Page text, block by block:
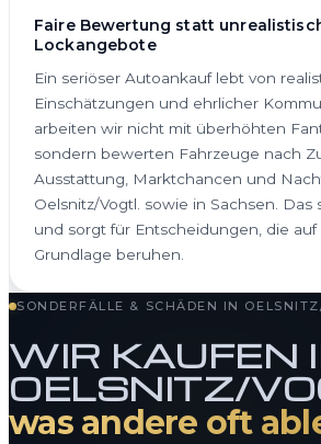
Faire Bewertung statt
Lockangebote
Ein seriöser Autoankauf lebt von
Einschätzungen und ehrlicher
arbeiten wir nicht mit überhöhten
sondern bewerten Fahrzeuge nach
Ausstattung, Marktchancen und
Oelsnitz/Vogtl. sowie in Sachsen. Das
und sorgt für Entscheidungen, die auf
Grundlage beruhen.
SONDERFÄLLE & SCHÄDEN IN
WIR KAUFEN
OELSNITZ/
was andere oft